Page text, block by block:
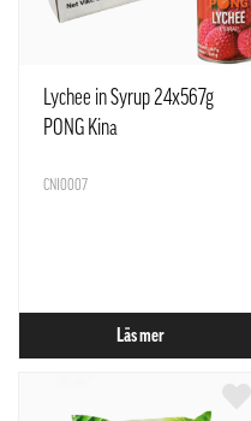
Lychee in Syrup 24x567g
PONG Kina
CNI0007
Läs mer